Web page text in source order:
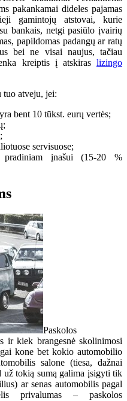
pakankamai dideles pajamas
gamintojų atstovai, kurie
bankais, netgi pasiūlo įvairių
papildomas padangų ar ratų
bei ne visai naujus, tačiau
kreiptis į atskiras lizingo
tuo atveju, jei:
bent 10 tūkst. eurų vertės;
servisuose;
įnašui (15-20 %
Paskolos
ir kiek brangesnė skolinimosi
kone bet kokio automobilio
salone (tiesa, dažnai
tokią sumą galima įsigyti tik
ar senas automobilis pagal
privalumas – paskolos